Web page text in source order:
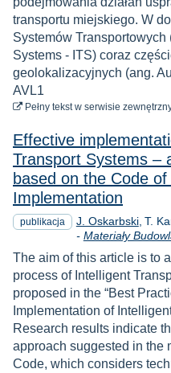
transportu miejskiego. W
Systemów
Systems - ITS) coraz
geolokalizacyjnych (ang.
AVL1
Pełny tekstdo pobrania
w serwisie
Effective
Transport Systems –
based on the Code
Implementation
publikacja J. Oskarbski T.
- Materiały
The aim of this article is to
process of Intelligent
proposed in the “Best
Implementation of
Research results indicate
approach suggested in the
Code, which considers